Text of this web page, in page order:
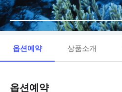
옵션예약 상품소개
옵션예약